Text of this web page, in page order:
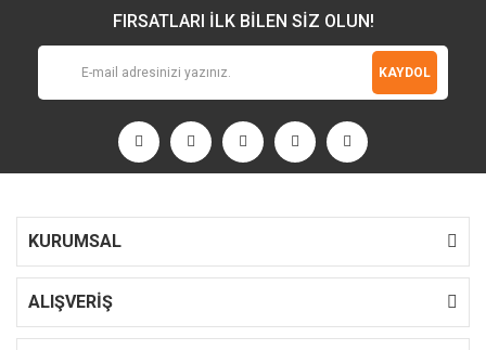
FIRSATLARI İLK BİLEN SİZ OLUN!
KAYDOL
KURUMSAL
ALIŞVERİŞ